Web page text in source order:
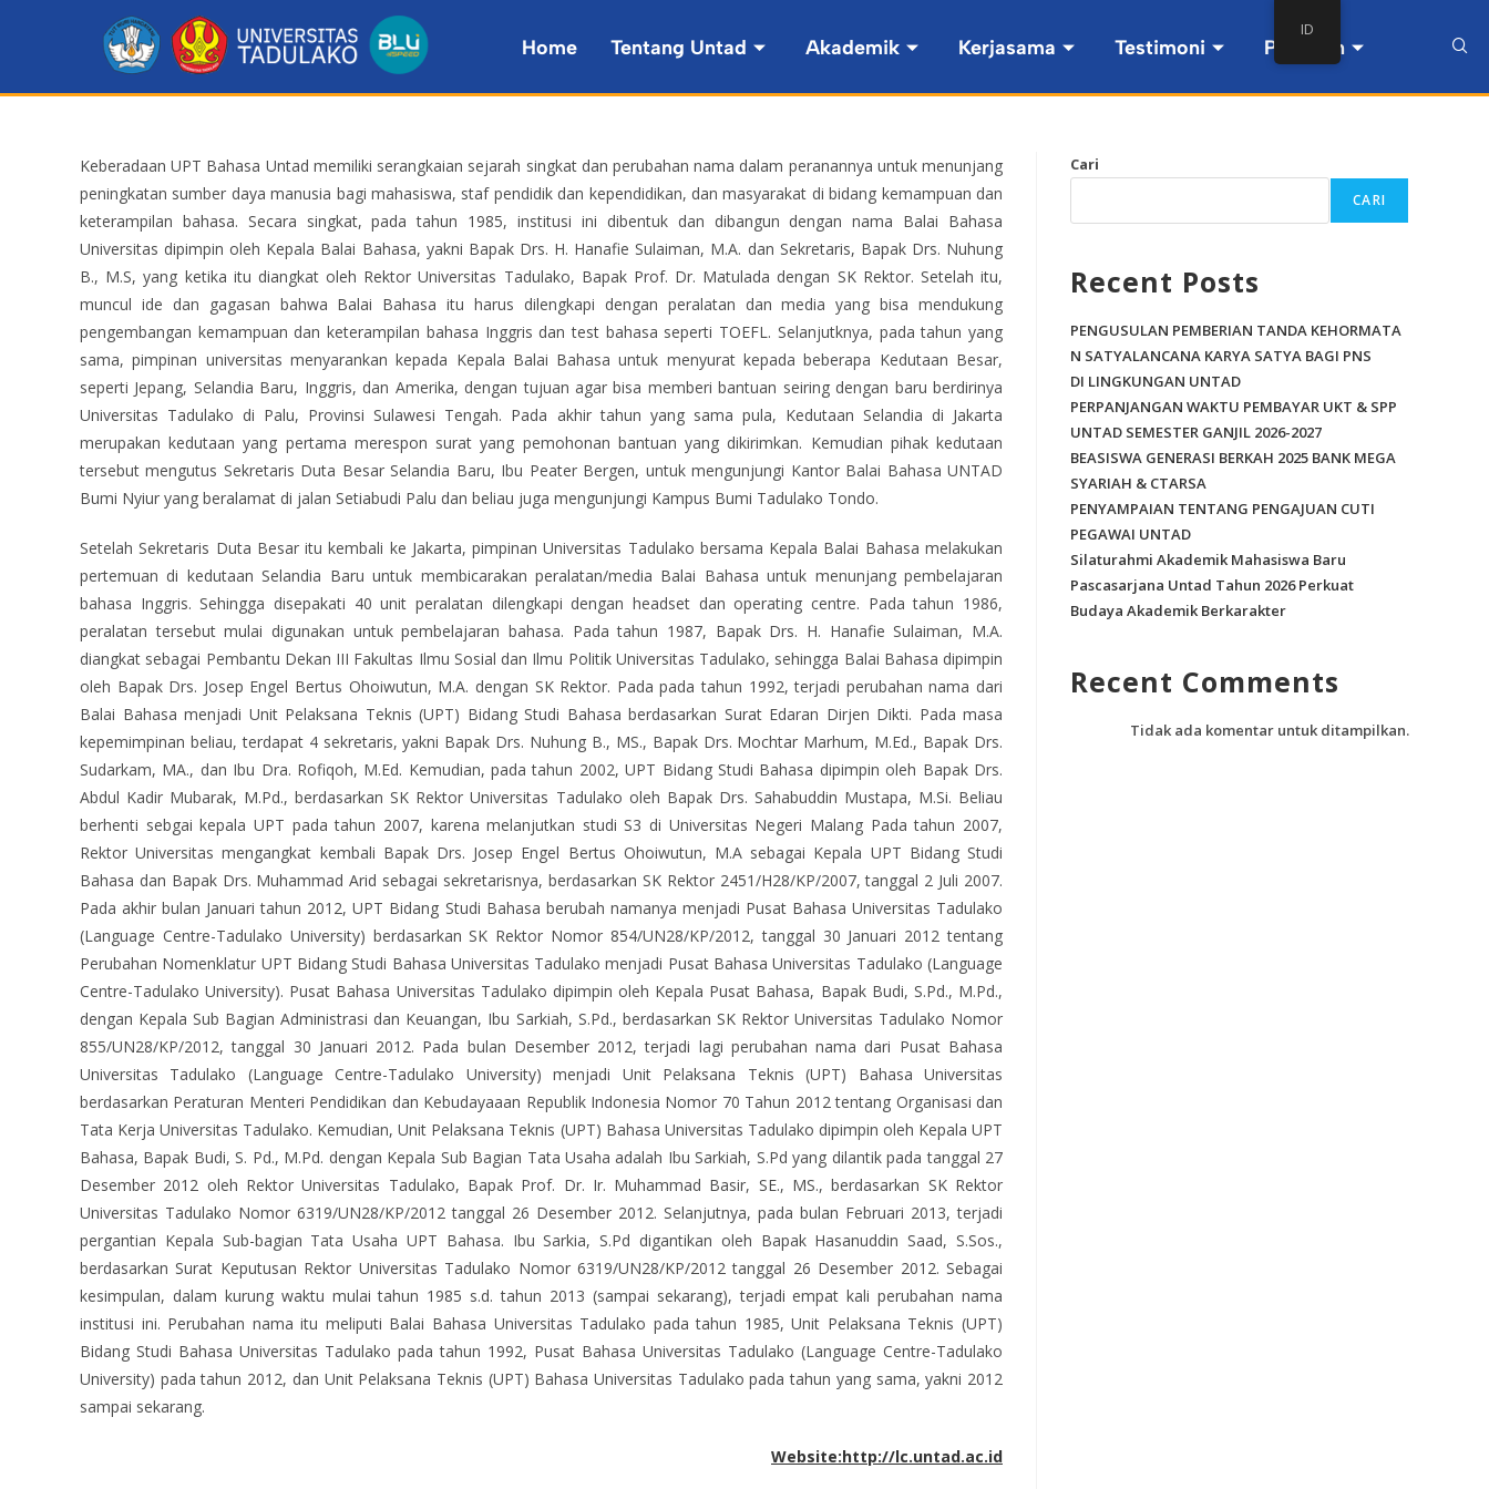
Home Tentang Untad Akademik Kerjasama Testimoni Pintasan
Keberadaan UPT Bahasa Untad memiliki serangkaian sejarah singkat dan perubahan nama dalam peranannya untuk menunjang
peningkatan sumber daya manusia bagi mahasiswa, staf pendidik dan kependidikan, dan masyarakat di bidang kemampuan dan
keterampilan bahasa. Secara singkat, pada tahun 1985, institusi ini dibentuk dan dibangun dengan nama Balai Bahasa
Universitas dipimpin oleh Kepala Balai Bahasa, yakni Bapak Drs. H. Hanafie Sulaiman, M.A. dan Sekretaris, Bapak Drs. Nuhung
B., M.S, yang ketika itu diangkat oleh Rektor Universitas Tadulako, Bapak Prof. Dr. Matulada dengan SK Rektor. Setelah itu,
muncul ide dan gagasan bahwa Balai Bahasa itu harus dilengkapi dengan peralatan dan media yang bisa mendukung
pengembangan kemampuan dan keterampilan bahasa Inggris dan test bahasa seperti TOEFL. Selanjutknya, pada tahun yang
sama, pimpinan universitas menyarankan kepada Kepala Balai Bahasa untuk menyurat kepada beberapa Kedutaan Besar,
seperti Jepang, Selandia Baru, Inggris, dan Amerika, dengan tujuan agar bisa memberi bantuan seiring dengan baru berdirinya
Universitas Tadulako di Palu, Provinsi Sulawesi Tengah. Pada akhir tahun yang sama pula, Kedutaan Selandia di Jakarta
merupakan kedutaan yang pertama merespon surat yang pemohonan bantuan yang dikirimkan. Kemudian pihak kedutaan
tersebut mengutus Sekretaris Duta Besar Selandia Baru, Ibu Peater Bergen, untuk mengunjungi Kantor Balai Bahasa UNTAD
Bumi Nyiur yang beralamat di jalan Setiabudi Palu dan beliau juga mengunjungi Kampus Bumi Tadulako Tondo.
Setelah Sekretaris Duta Besar itu kembali ke Jakarta, pimpinan Universitas Tadulako bersama Kepala Balai Bahasa melakukan
pertemuan di kedutaan Selandia Baru untuk membicarakan peralatan/media Balai Bahasa untuk menunjang pembelajaran
bahasa Inggris. Sehingga disepakati 40 unit peralatan dilengkapi dengan headset dan operating centre. Pada tahun 1986,
peralatan tersebut mulai digunakan untuk pembelajaran bahasa. Pada tahun 1987, Bapak Drs. H. Hanafie Sulaiman, M.A.
diangkat sebagai Pembantu Dekan III Fakultas Ilmu Sosial dan Ilmu Politik Universitas Tadulako, sehingga Balai Bahasa dipimpin
oleh Bapak Drs. Josep Engel Bertus Ohoiwutun, M.A. dengan SK Rektor. Pada pada tahun 1992, terjadi perubahan nama dari
Balai Bahasa menjadi Unit Pelaksana Teknis (UPT) Bidang Studi Bahasa berdasarkan Surat Edaran Dirjen Dikti. Pada masa
kepemimpinan beliau, terdapat 4 sekretaris, yakni Bapak Drs. Nuhung B., MS., Bapak Drs. Mochtar Marhum, M.Ed., Bapak Drs.
Sudarkam, MA., dan Ibu Dra. Rofiqoh, M.Ed. Kemudian, pada tahun 2002, UPT Bidang Studi Bahasa dipimpin oleh Bapak Drs.
Abdul Kadir Mubarak, M.Pd., berdasarkan SK Rektor Universitas Tadulako oleh Bapak Drs. Sahabuddin Mustapa, M.Si. Beliau
berhenti sebgai kepala UPT pada tahun 2007, karena melanjutkan studi S3 di Universitas Negeri Malang Pada tahun 2007,
Rektor Universitas mengangkat kembali Bapak Drs. Josep Engel Bertus Ohoiwutun, M.A sebagai Kepala UPT Bidang Studi
Bahasa dan Bapak Drs. Muhammad Arid sebagai sekretarisnya, berdasarkan SK Rektor 2451/H28/KP/2007, tanggal 2 Juli 2007.
Pada akhir bulan Januari tahun 2012, UPT Bidang Studi Bahasa berubah namanya menjadi Pusat Bahasa Universitas Tadulako
(Language Centre-Tadulako University) berdasarkan SK Rektor Nomor 854/UN28/KP/2012, tanggal 30 Januari 2012 tentang
Perubahan Nomenklatur UPT Bidang Studi Bahasa Universitas Tadulako menjadi Pusat Bahasa Universitas Tadulako (Language
Centre-Tadulako University). Pusat Bahasa Universitas Tadulako dipimpin oleh Kepala Pusat Bahasa, Bapak Budi, S.Pd., M.Pd.,
dengan Kepala Sub Bagian Administrasi dan Keuangan, Ibu Sarkiah, S.Pd., berdasarkan SK Rektor Universitas Tadulako Nomor
855/UN28/KP/2012, tanggal 30 Januari 2012. Pada bulan Desember 2012, terjadi lagi perubahan nama dari Pusat Bahasa
Universitas Tadulako (Language Centre-Tadulako University) menjadi Unit Pelaksana Teknis (UPT) Bahasa Universitas
berdasarkan Peraturan Menteri Pendidikan dan Kebudayaaan Republik Indonesia Nomor 70 Tahun 2012 tentang Organisasi dan
Tata Kerja Universitas Tadulako. Kemudian, Unit Pelaksana Teknis (UPT) Bahasa Universitas Tadulako dipimpin oleh Kepala UPT
Bahasa, Bapak Budi, S. Pd., M.Pd. dengan Kepala Sub Bagian Tata Usaha adalah Ibu Sarkiah, S.Pd yang dilantik pada tanggal 27
Desember 2012 oleh Rektor Universitas Tadulako, Bapak Prof. Dr. Ir. Muhammad Basir, SE., MS., berdasarkan SK Rektor
Universitas Tadulako Nomor 6319/UN28/KP/2012 tanggal 26 Desember 2012. Selanjutnya, pada bulan Februari 2013, terjadi
pergantian Kepala Sub-bagian Tata Usaha UPT Bahasa. Ibu Sarkia, S.Pd digantikan oleh Bapak Hasanuddin Saad, S.Sos.,
berdasarkan Surat Keputusan Rektor Universitas Tadulako Nomor 6319/UN28/KP/2012 tanggal 26 Desember 2012. Sebagai
kesimpulan, dalam kurung waktu mulai tahun 1985 s.d. tahun 2013 (sampai sekarang), terjadi empat kali perubahan nama
institusi ini. Perubahan nama itu meliputi Balai Bahasa Universitas Tadulako pada tahun 1985, Unit Pelaksana Teknis (UPT)
Bidang Studi Bahasa Universitas Tadulako pada tahun 1992, Pusat Bahasa Universitas Tadulako (Language Centre-Tadulako
University) pada tahun 2012, dan Unit Pelaksana Teknis (UPT) Bahasa Universitas Tadulako pada tahun yang sama, yakni 2012
sampai sekarang.
Website:http://lc.untad.ac.id
Cari
CARI
Recent Posts
PENGUSULAN PEMBERIAN TANDA KEHORMATA
N SATYALANCANA KARYA SATYA BAGI PNS
DI LINGKUNGAN UNTAD
PERPANJANGAN WAKTU PEMBAYAR UKT & SPP
UNTAD SEMESTER GANJIL 2026-2027
BEASISWA GENERASI BERKAH 2025 BANK MEGA
SYARIAH & CTARSA
PENYAMPAIAN TENTANG PENGAJUAN CUTI
PEGAWAI UNTAD
Silaturahmi Akademik Mahasiswa Baru
Pascasarjana Untad Tahun 2026 Perkuat
Budaya Akademik Berkarakter
Recent Comments
Tidak ada komentar untuk ditampilkan.
ID